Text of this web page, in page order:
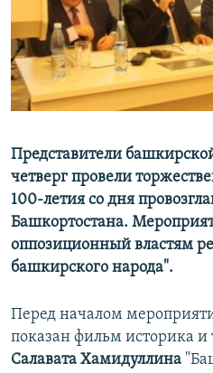
ПОДПИШИТЕСЬ НА
СОЦИАЛЬНЫЕ СЕТИ
Все сайты РСЕ/РС
Представители
четверг провели
100-летия со дня
Башкортостана.
оппозиционный властям
башкирского народа".
Перед началом
показан фильм историка и
Салавата Хамидуллина